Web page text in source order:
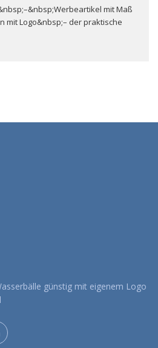
mit Maß
mit Logo&nbsp;– der praktische
günstig mit eigenem Logo